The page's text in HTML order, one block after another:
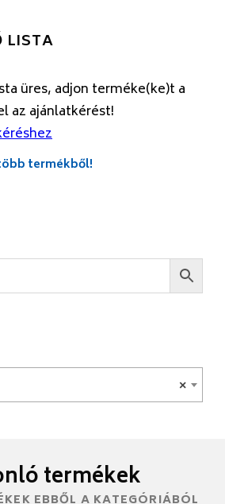
LISTA
üres, adjon terméke(ke)t a
az ajánlatkérést!
termékből!
×
termékek